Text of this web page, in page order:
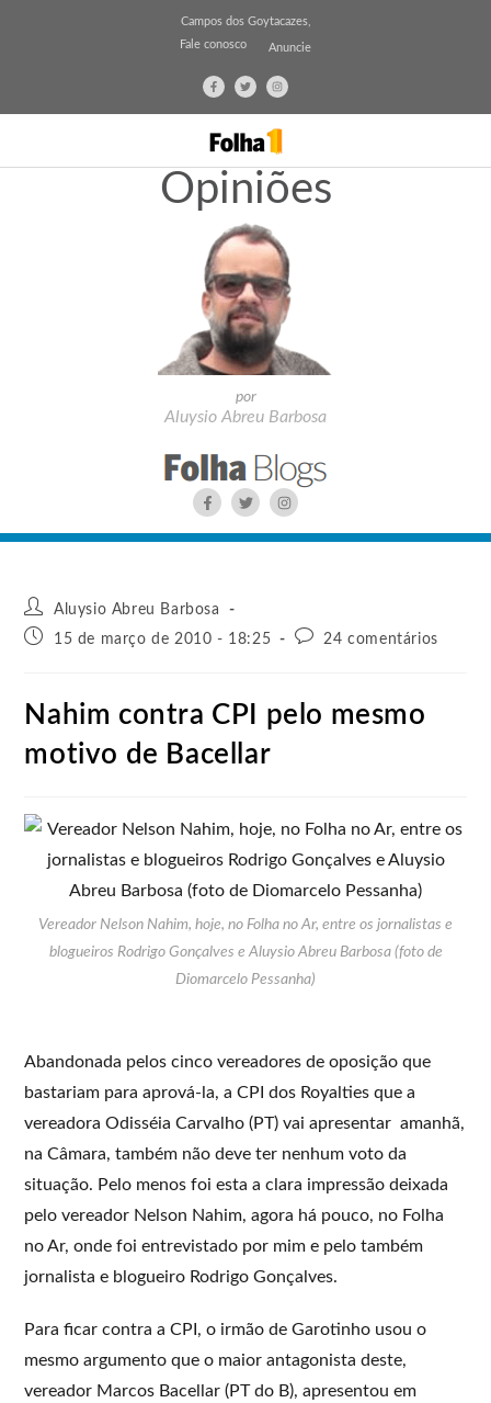
Campos dos Goytacazes,
Fale conosco
Anuncie
Opiniões
por
Aluysio Abreu Barbosa
Aluysio Abreu Barbosa
15 de março de 2010 - 18:25
24 comentários
Nahim contra CPI pelo mesmo
motivo de Bacellar
Vereador Nelson Nahim, hoje, no Folha no Ar, entre os jornalistas e
blogueiros Rodrigo Gonçalves e Aluysio Abreu Barbosa (foto de
Diomarcelo Pessanha)
Abandonada pelos cinco vereadores de oposição que
bastariam para aprová-la, a CPI dos Royalties que a
vereadora Odisséia Carvalho (PT) vai apresentar amanhã,
na Câmara, também não deve ter nenhum voto da
situação. Pelo menos foi esta a clara impressão deixada
pelo vereador Nelson Nahim, agora há pouco, no Folha
no Ar, onde foi entrevistado por mim e pelo também
jornalista e blogueiro Rodrigo Gonçalves.
Para ficar contra a CPI, o irmão de Garotinho usou o
mesmo argumento que o maior antagonista deste,
vereador Marcos Bacellar (PT do B), apresentou em